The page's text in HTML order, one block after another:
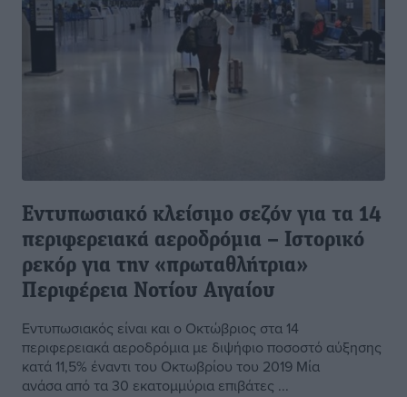
Εντυπωσιακό κλείσιμο σεζόν για τα 14
περιφερειακά αεροδρόμια – Ιστορικό
ρεκόρ για την «πρωταθλήτρια»
Περιφέρεια Νοτίου Αιγαίου
Εντυπωσιακός είναι και ο Οκτώβριος στα 14
περιφερειακά αεροδρόμια με διψήφιο ποσοστό αύξησης
κατά 11,5% έναντι του Οκτωβρίου του 2019 Μία
ανάσα από τα 30 εκατομμύρια επιβάτες ...